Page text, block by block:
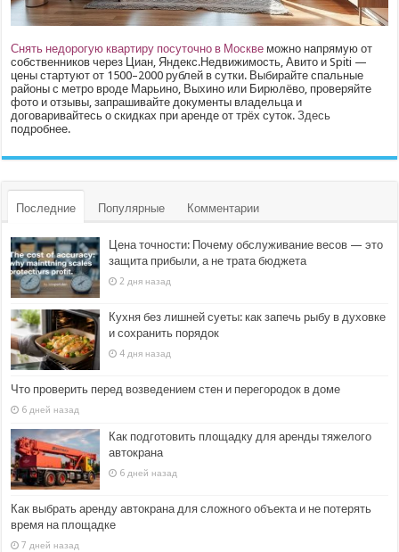
Снять недорогую квартиру посуточно в Москве можно напрямую от
собственников через Циан, Яндекс.Недвижимость, Авито и Spiti —
цены стартуют от 1500–2000 рублей в сутки. Выбирайте спальные
районы с метро вроде Марьино, Выхино или Бирюлёво, проверяйте
фото и отзывы, запрашивайте документы владельца и
договаривайтесь о скидках при аренде от трёх суток.Здесь
подробнее.
Последние Популярные Комментарии
Цена точности: Почему обслуживание весов — это
защита прибыли, а не трата бюджета
2 дня назад
Кухня без лишней суеты: как запечь рыбу в духовке
и сохранить порядок
4 дня назад
Что проверить перед возведением стен и перегородок в доме
6 дней назад
Как подготовить площадку для аренды тяжелого
автокрана
6 дней назад
Как выбрать аренду автокрана для сложного объекта и не потерять
время на площадке
7 дней назад